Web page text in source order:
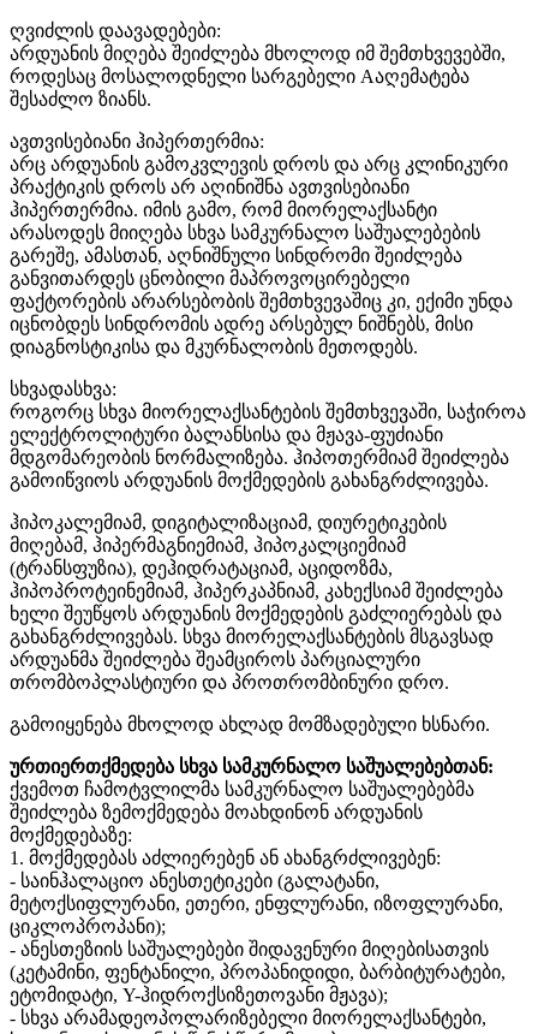
ღვიძლის დაავადებები:
არდუანის მიღება შეიძლება მხოლოდ იმ შემთხვევებში,
როდესაც მოსალოდნელი სარგებელი Aაღემატება
შესაძლო ზიანს.
ავთვისებიანი ჰიპერთერმია:
არც არდუანის გამოკვლევის დროს და არც კლინიკური
პრაქტიკის დროს არ აღინიშნა ავთვისებიანი
ჰიპერთერმია. იმის გამო, რომ მიორელაქსანტი
არასოდეს მიიღება სხვა სამკურნალო საშუალებების
გარეშე, ამასთან, აღნიშნული სინდრომი შეიძლება
განვითარდეს ცნობილი მაპროვოცირებელი
ფაქტორების არარსებობის შემთხვევაშიც კი, ექიმი უნდა
იცნობდეს სინდრომის ადრე არსებულ ნიშნებს, მისი
დიაგნოსტიკისა და მკურნალობის მეთოდებს.
სხვადასხვა:
როგორც სხვა მიორელაქსანტების შემთხვევაში, საჭიროა
ელექტროლიტური ბალანსისა და მჟავა-ფუძიანი
მდგომარეობის ნორმალიზება. ჰიპოთერმიამ შეიძლება
გამოიწვიოს არდუანის მოქმედების გახანგრძლივება.
ჰიპოკალემიამ, დიგიტალიზაციამ, დიურეტიკების
მიღებამ, ჰიპერმაგნიემიამ, ჰიპოკალციემიამ
(ტრანსფუზია), დეჰიდრატაციამ, აციდოზმა,
ჰიპოპროტეინემიამ, ჰიპერკაპნიამ, კახექსიამ შეიძლება
ხელი შეუწყოს არდუანის მოქმედების გაძლიერებას და
გახანგრძლივებას. სხვა მიორელაქსანტების მსგავსად
არდუანმა შეიძლება შეამციროს პარციალური
თრომბოპლასტიური და პროთრომბინური დრო.
გამოიყენება მხოლოდ ახლად მომზადებული ხსნარი.
ურთიერთქმედება სხვა სამკურნალო საშუალებებთან:
ქვემოთ ჩამოტვლილმა სამკურნალო საშუალებებმა
შეიძლება ზემოქმედება მოახდინონ არდუანის
მოქმედებაზე:
1. მოქმედებას აძლიერებენ ან ახანგრძლივებენ:
- საინჰალაციო ანესთეტიკები (გალატანი,
მეტოქსიფლურანი, ეთერი, ენფლურანი, იზოფლურანი,
ციკლოპროპანი);
- ანესთეზიის საშუალებები შიდავენური მიღებისათვის
(კეტამინი, ფენტანილი, პროპანიდიდი, ბარბიტურატები,
ეტომიდატი, Y-ჰიდროქსიზეთოვანი მჟავა);
- სხვა არამადეოპოლარიზებელი მიორელაქსანტები,